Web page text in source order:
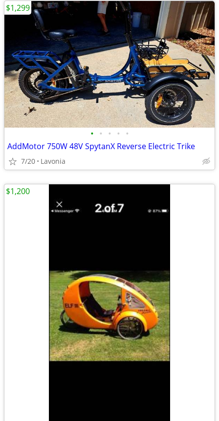
• • • • •
AddMotor 750W 48V SpytanX Reverse Electric Trike
7/20 Lavonia
$1,299
$1,200